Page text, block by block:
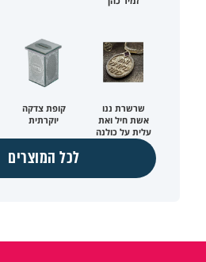
שרשרת ננו
אשת חיל ואת
עלית על כולנה
קופת צדקה
יוקרתית
לכל המוצרים